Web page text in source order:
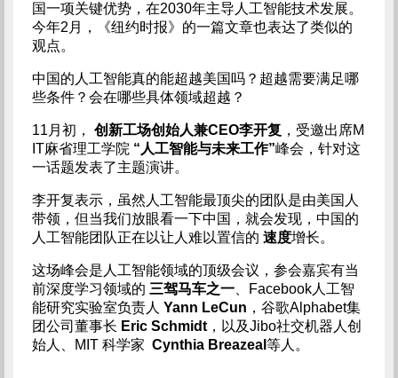
国一项关键优势，在2030年主导人工智能技术发展。
今年2月，《纽约时报》的一篇文章也表达了类似的
观点。
中国的人工智能真的能超越美国吗？超越需要满足哪
些条件？会在哪些具体领域超越？
11月初， 创新工场创始人兼CEO李开复 ，受邀出席M
IT麻省理工学院 “人工智能与未来工作”峰会，针对这
一话题发表了主题演讲。
李开复表示，虽然人工智能最顶尖的团队是由美国人
带领，但当我们放眼看一下中国，就会发现，中国的
人工智能团队正在以让人难以置信的 速度增长。
这场峰会是人工智能领域的顶级会议，参会嘉宾有当
前深度学习领域的 三驾马车之一、Facebook人工智
能研究实验室负责人 Yann LeCun ，谷歌Alphabet集
团公司董事长 Eric Schmidt，以及Jibo社交机器人创
始人、MIT 科学家 Cynthia Breazeal 等人。